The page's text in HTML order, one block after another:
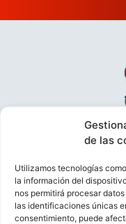
de las
Utilizamos tecnologías
la información del
nos permitirá procesar
las identificaciones únicas
consentimiento, puede